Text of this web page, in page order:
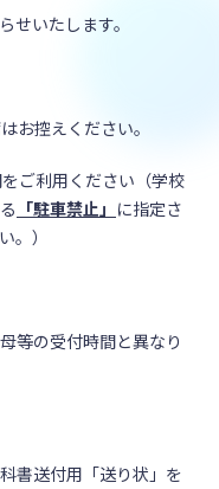
せいたします。
お控えください。
ご利用ください（学校
「駐車禁止」 に指定さ
。）
等の受付時間と異なり
書送付用「送り状」を